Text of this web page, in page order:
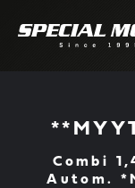
Combi
Autom.